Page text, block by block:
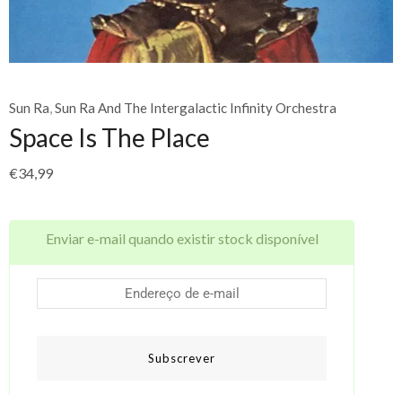
Sun Ra,Sun Ra And The Intergalactic Infinity Orchestra
Space Is The Place
€34,99
Enviar e-mail quando existir stock disponível
Subscrever